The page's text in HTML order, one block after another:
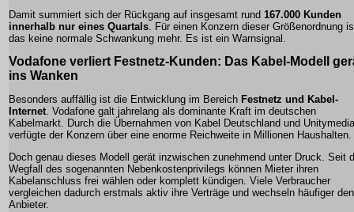
Damit summiert sich der Rückgang auf insgesamt rund 167.000 Kunden
innerhalb nur eines Quartals. Für einen Konzern dieser Größenordnung
das keine normale Schwankung mehr. Es ist ein Warnsignal.
Vodafone verliert Festnetz-Kunden: Das Kabel-Modell
ins Wanken
Besonders auffällig ist die Entwicklung im Bereich Festnetz und Kabel-
Internet. Vodafone galt jahrelang als dominante Kraft im deutschen
Kabelmarkt. Durch die Übernahmen von Kabel Deutschland und Unitymedia
verfügte der Konzern über eine enorme Reichweite in Millionen Haushalten.
Doch genau dieses Modell gerät inzwischen zunehmend unter Druck. Seit
Wegfall des sogenannten Nebenkostenprivilegs können Mieter ihren
Kabelanschluss frei wählen oder komplett kündigen. Viele Verbraucher
vergleichen dadurch erstmals aktiv ihre Verträge und wechseln häufiger den
Anbieter.